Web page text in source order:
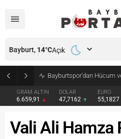
Bayburt’ta Minik
GRAM ALTIN
6.659,91
DOLAR
47,7162
EURO
55,1827
Bayburt, 14°CAçık
Vali Ali Hamza